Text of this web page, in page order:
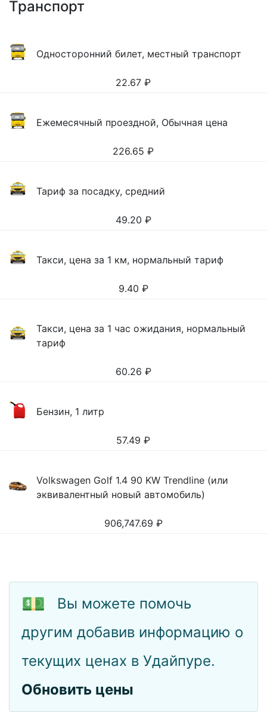
Транспорт
Односторонний билет, местный транспорт
22.67 ₽
Ежемесячный проездной, Обычная цена
226.65 ₽
Тариф за посадку, средний
49.20 ₽
Такси, цена за 1 км, нормальный тариф
9.40 ₽
Такси, цена за 1 час ожидания, нормальный
тариф
60.26 ₽
Бензин, 1 литр
57.49 ₽
Volkswagen Golf 1.4 90 KW Trendline (или
эквивалентный новый автомобиль)
906,747.69 ₽
💵
Вы можете помочь
другим добавив информацию о
текущих ценах в Удайпуре.
Обновить цены